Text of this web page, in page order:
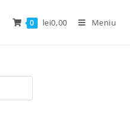
0 lei0,00 Meniu